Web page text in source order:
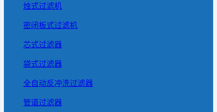
烛式过滤机
密闭板式过滤机
芯式过滤器
袋式过滤器
全自动反冲洗过滤器
管道过滤器